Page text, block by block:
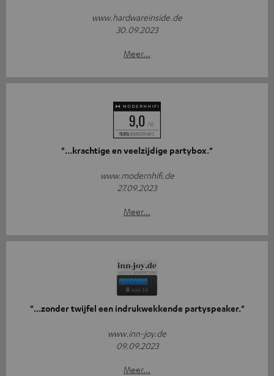
www.hardwareinside.de
30.09.2023
Meer...
"...krachtige en veelzijdige partybox."
www.modernhifi.de
27.09.2023
Meer...
"...zonder twijfel een indrukwekkende partyspeaker."
www.inn-joy.de
09.09.2023
Meer...